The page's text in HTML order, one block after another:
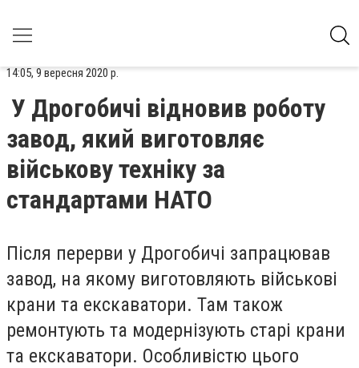
14:05, 9 вересня 2020 р.
У Дрогобичі відновив роботу
завод, який виготовляє
військову техніку за
стандартами НАТО
Після перерви у Дрогобичі запрацював
завод, на якому виготовляють військові
крани та екскаватори. Там також
ремонтують та модернізують старі крани
та екскаватори. Особливістю цього